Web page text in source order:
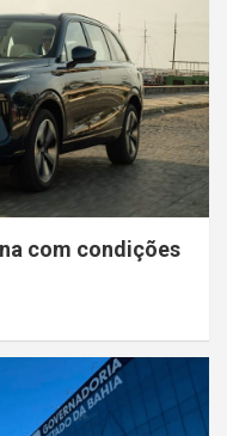
com condições